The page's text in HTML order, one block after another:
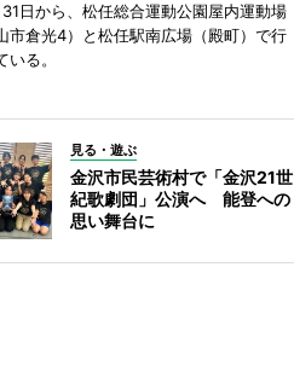
日から、松任総合運動公園屋内運動場
市倉光4）と松任駅南広場（殿町）で行
いる。
見る・遊ぶ
金沢市民芸術村で「金沢21世
紀歌劇団」公演へ 能登への
思い舞台に